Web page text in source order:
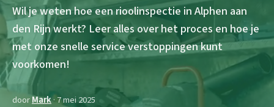
Wil je weten hoe een rioolinspectie in Alphen aan
den Rijn werkt? Leer alles over het proces en hoe je
met onze snelle service verstoppingen kunt
voorkomen!
doorMark· 7 mei 2025